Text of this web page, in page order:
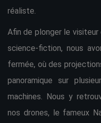
réaliste.
Afin de plonger le
science-fiction, nous
fermée, où des
panoramique sur
machines. Nous y
nos drones, le fameux